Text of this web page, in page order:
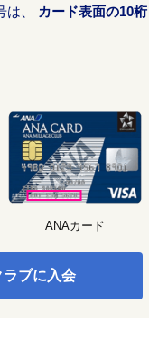
は、
カード表面の10桁
ANAカード
ブに入会